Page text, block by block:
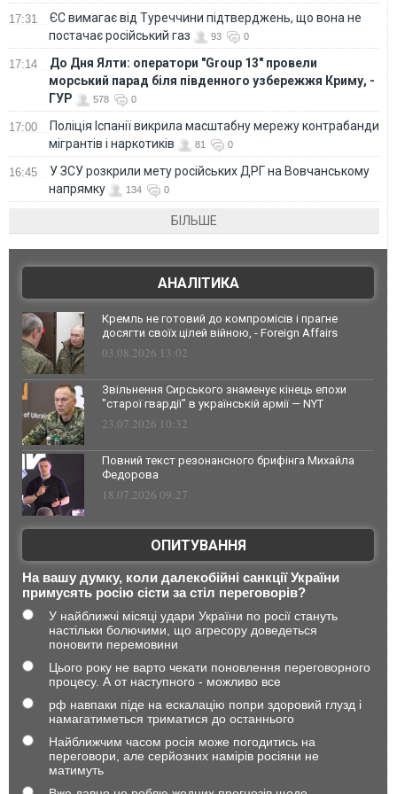
17:31
ЄС вимагає від Туреччини підтверджень, що вона не
постачає російський газ
93 0
17:14
До Дня Ялти: оператори "Group 13" провели
морський парад біля південного узбережжя Криму, -
ГУР
578 0
17:00
Поліція Іспанії викрила масштабну мережу контрабанди
мігрантів і наркотиків
81 0
16:45
У ЗСУ розкрили мету російських ДРГ на Вовчанському
напрямку
134 0
БІЛЬШЕ
АНАЛІТИКА
Кремль не готовий до компромісів і прагне
досягти своїх цілей війною, - Foreign Affairs
03.08.2026 13:02
Звільнення Сирського знаменує кінець епохи
"старої гвардії" в українській армії — NYT
23.07.2026 10:32
Повний текст резонансного брифінга Михайла
Федорова
18.07.2026 09:27
ОПИТУВАННЯ
На вашу думку, коли далекобійні санкції України
примусять росію сісти за стіл переговорів?
У найближчі місяці удари України по росії стануть
настільки болючими, що агресору доведеться
поновити перемовини
Цього року не варто чекати поновлення переговорного
процесу. А от наступного - можливо все
рф навпаки піде на ескалацію попри здоровий глузд і
намагатиметься триматися до останнього
Найближчим часом росія може погодитись на
переговори, але серйозних намірів росіяни не
матимуть